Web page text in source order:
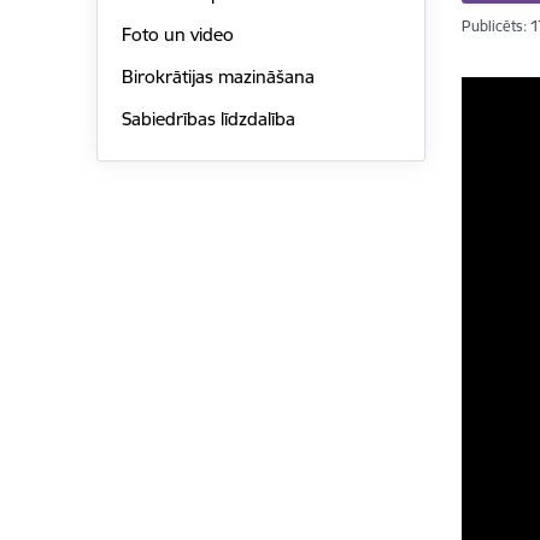
Foto un video
Birokrātijas mazināšana
Sabiedrības līdzdalība
Publicēts: